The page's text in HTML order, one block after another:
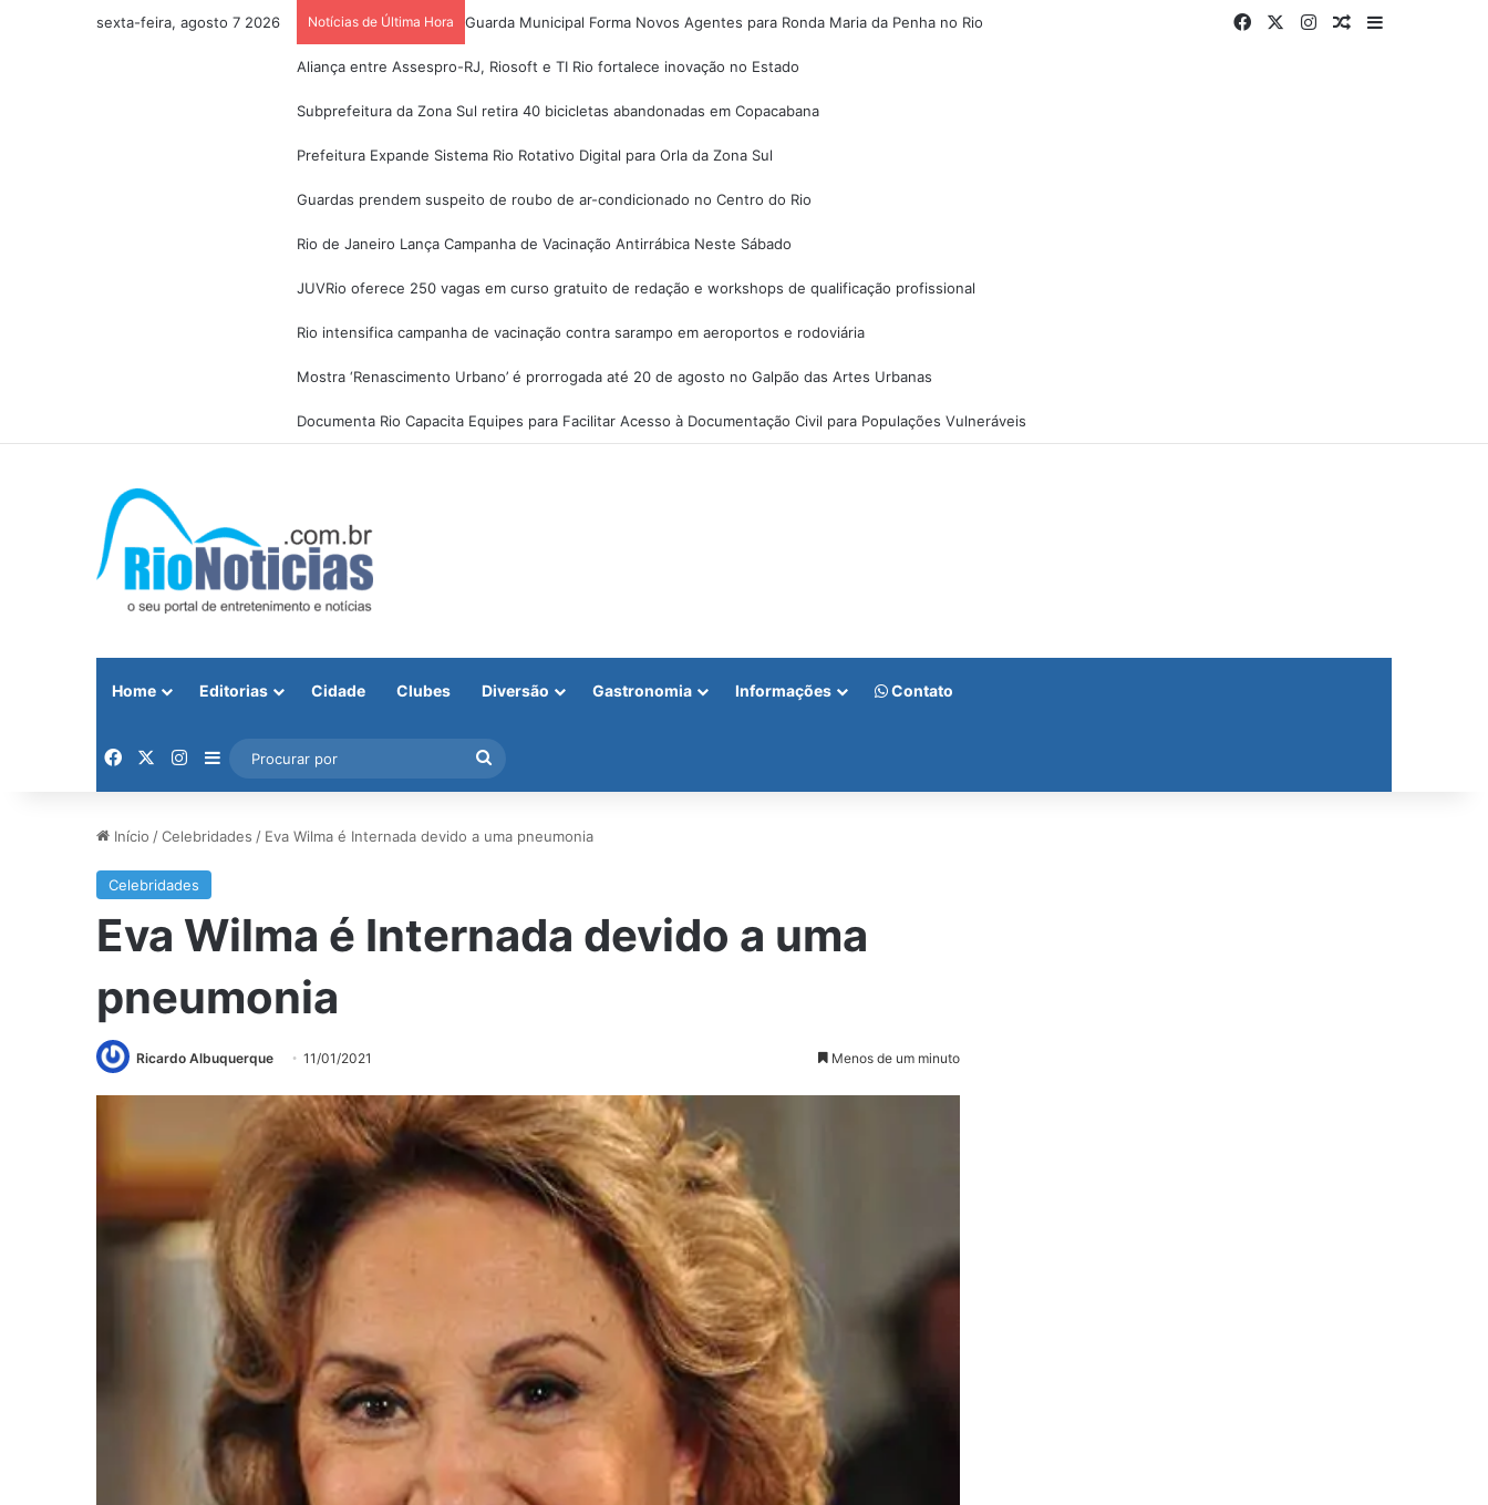
sexta-feira, agosto 7 2026 Notícias de Última Hora Guarda Municipal Forma Novos Agentes para Ronda Maria da Penha no Rio
Aliança entre Assespro-RJ, Riosoft e TI Rio fortalece inovação no Estado
Subprefeitura da Zona Sul retira 40 bicicletas abandonadas em Copacabana
Prefeitura Expande Sistema Rio Rotativo Digital para Orla da Zona Sul
Guardas prendem suspeito de roubo de ar-condicionado no Centro do Rio
Rio de Janeiro Lança Campanha de Vacinação Antirrábica Neste Sábado
JUVRio oferece 250 vagas em curso gratuito de redação e workshops de qualificação profissional
Rio intensifica campanha de vacinação contra sarampo em aeroportos e rodoviária
Mostra ‘Renascimento Urbano’ é prorrogada até 20 de agosto no Galpão das Artes Urbanas
Documenta Rio Capacita Equipes para Facilitar Acesso à Documentação Civil para Populações Vulneráveis
FacebookInstagramArtigo aleatório
Barra Lateral
Home Editorias Cidade Clubes Diversão Gastronomia Informações Contato
FacebookInstagram
Barra Lateral
por
Início /Celebridades / Eva Wilma é Internada devido a uma pneumonia
Celebridades
Eva Wilma é Internada devido a uma
pneumonia
Ricardo Albuquerque 11/01/2021 Menos de um minuto